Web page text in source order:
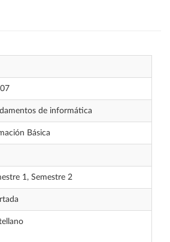
de informática
Básica
1, Semestre 2